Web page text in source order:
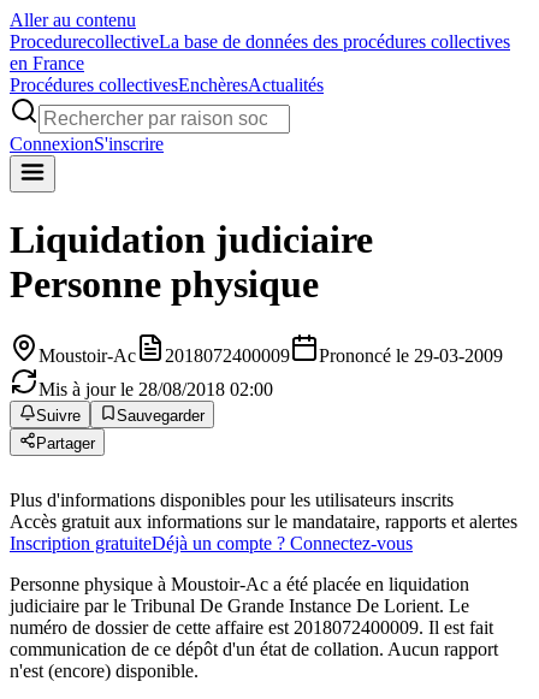
Aller au contenu
ProcedurecollectiveLa base de données des procédures collectives
en France
Procédures collectivesEnchèresActualités
ConnexionS'inscrire
Liquidation judiciaire
Personne physique
Moustoir-Ac 2018072400009
Prononcé le 29-03-2009
Mis à jour le 28/08/2018 02:00
Suivre
Sauvegarder
Partager
Plus d'informations disponibles pour les utilisateurs inscrits
Accès gratuit aux informations sur le mandataire, rapports et alertes
Inscription gratuiteDéjà un compte ? Connectez-vous
Personne physique à Moustoir-Ac a été placée en liquidation
judiciaire par le Tribunal De Grande Instance De Lorient. Le
numéro de dossier de cette affaire est 2018072400009. Il est fait
communication de ce dépôt d'un état de collation. Aucun rapport
n'est (encore) disponible.